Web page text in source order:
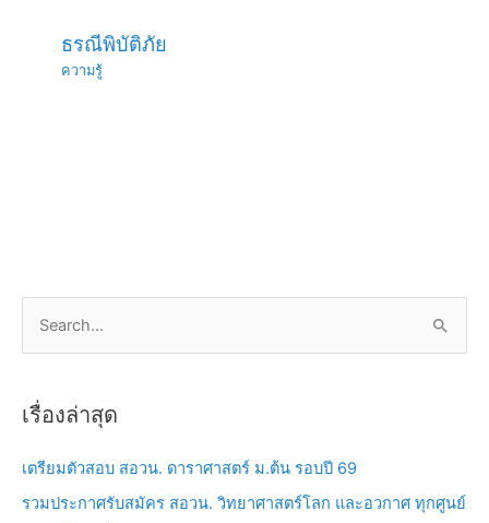
ธรณีพิบัติภัย
ความรู้
rเรื่องล่าสุด
เตรียมตัวสอบ สอวน. ดาราศาสตร์ ม.ต้น รอบปี 69
รวมประกาศรับสมัคร สอวน. วิทยาศาสตร์โลก และอวกาศ ทุกศูนย์